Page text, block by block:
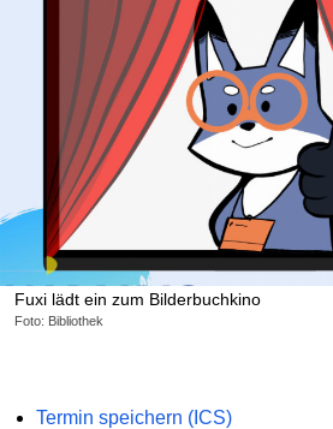
Fuxi lädt ein zum Bilderbuchkino
Foto: Bibliothek
Termin speichern (ICS)